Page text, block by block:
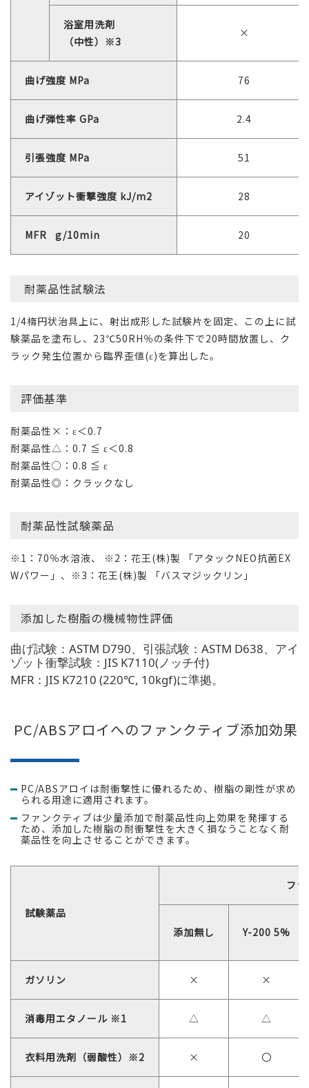
浴室用洗剤
（中性）※3
×
曲げ強度 MPa 76
曲げ弾性率 GPa 2.4
引張強度 MPa 51
アイゾット衝撃強度 kJ/m2 28
MFR g/10min 20
耐薬品性試験法
1/4楕円状治具上に、射出成形した試験片を固定、この上に試
験薬品を塗布し、23℃50RH％の条件下で20時間放置し、ク
ラック発生位置から臨界歪値(ε)を算出した。
評価基準
耐薬品性×：ε＜0.7
耐薬品性△：0.7 ≦ ε＜0.8
耐薬品性○：0.8 ≦ ε
耐薬品性◎：クラックなし
耐薬品性試験薬品
※1：70％水溶液、 ※2：花王(株)製 「アタックNEO抗菌EX
Wパワー」、※3：花王(株)製 「バスマジックリン」
添加した樹脂の機械物性評価
曲げ試験：ASTM D790、引張試験：ASTM D638、アイ
ゾット衝撃試験：JIS K7110(ノッチ付)
MFR：JIS K7210 (220℃, 10kgf)に準拠。
PC/ABSアロイへのファンクティブ添加効果
PC/ABSアロイは耐衝撃性に優れるため、樹脂の剛性が求め
られる用途に適用されます。
ファンクティブは少量添加で耐薬品性向上効果を発揮する
ため、添加した樹脂の耐衝撃性を大きく損なうことなく耐
薬品性を向上させることができます。
試験薬品
フ
添加無し Y-200 5%
ガソリン × ×
消毒用エタノール ※1 △ △
衣料用洗剤（弱酸性）※2 × 〇